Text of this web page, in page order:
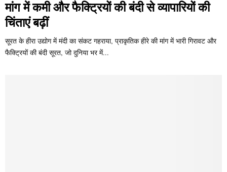
मांग में कमी और फैक्ट्रियों की बंदी से व्यापारियों की
चिंताएं बढ़ीं
सूरत के हीरा उद्योग में मंदी का संकट गहराया, प्राकृतिक हीरे की मांग में भारी गिरावट और
फैक्ट्रियों की बंदी सूरत, जो दुनिया भर में...